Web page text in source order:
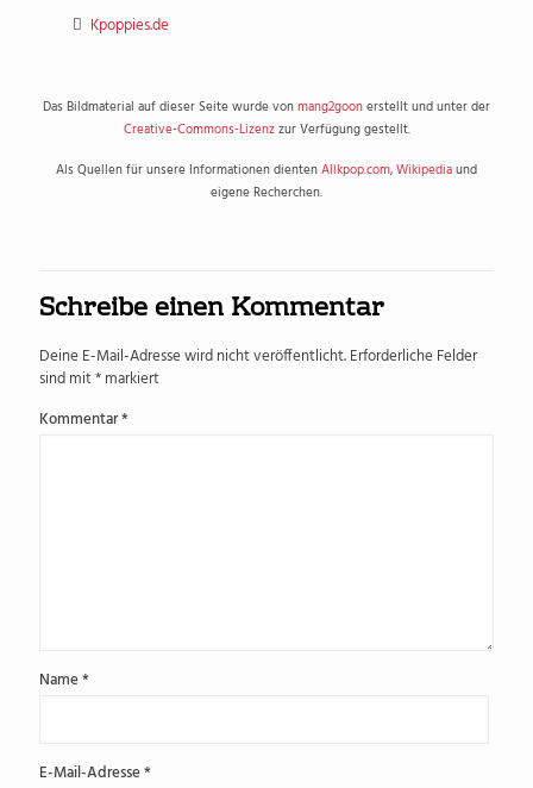
Kpoppies.de
Das Bildmaterial auf dieser Seite wurde vonmang2goonerstellt und unter der
Creative-Commons-Lizenzzur Verfügung gestellt.
Als Quellen für unsere Informationen dientenAllkpop.com,Wikipediaund
eigene Recherchen.
Schreibe einen Kommentar
Deine E-Mail-Adresse wird nicht veröffentlicht.Erforderliche Felder
sind mit*markiert
Kommentar*
Name*
E-Mail-Adresse*